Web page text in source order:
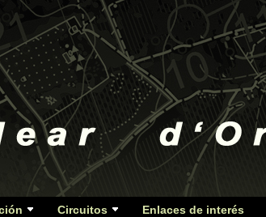
Circuitos Enlaces de interés